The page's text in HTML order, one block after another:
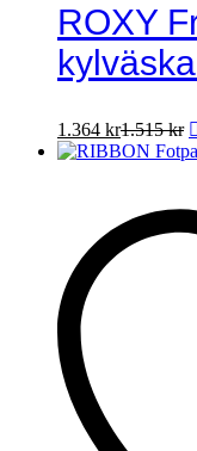
ROXY
1.364 kr1.515kr